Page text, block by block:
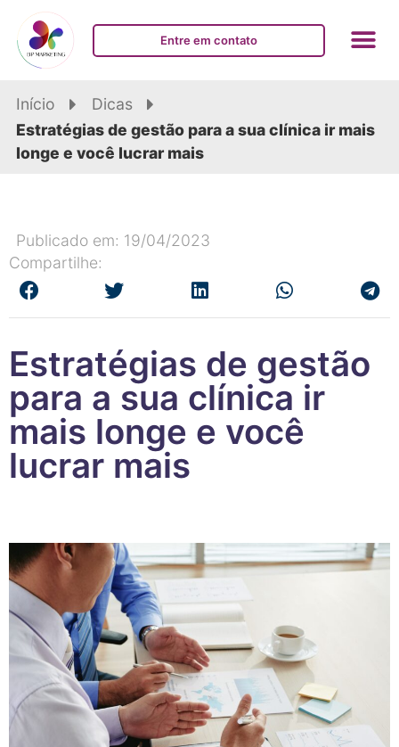
Entre em contato
Início
Dicas
Estratégias de gestão para a sua clínica ir mais
longe e você lucrar mais
Publicado em: 19/04/2023
Compartilhe:
Estratégias de gestão
para a sua clínica ir
mais longe e você
lucrar mais